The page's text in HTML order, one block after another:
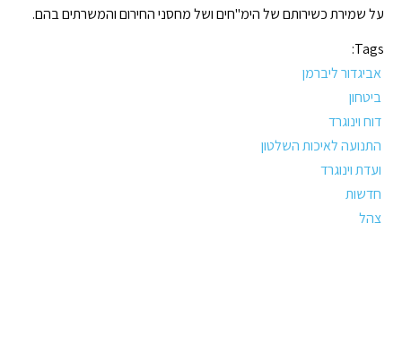
על שמירת כשירותם של הימ"חים ושל מחסני החירום והמשרתים בהם.
Tags:
אביגדור ליברמן
ביטחון
דוח וינוגרד
התנועה לאיכות השלטון
ועדת וינוגרד
חדשות
צהל